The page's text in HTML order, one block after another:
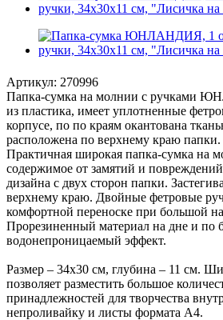
Артикул: 270996
Папка-сумка на молнии с ручками
из пластика, имеет уплотненные
корпусе, по по краям окантована
расположена по верхнему краю папки.
Практичная широкая папка-сумка на
содержимое от замятий и
дизайна с двух сторон папки.
верхнему краю. Двойные фетровые
комфортной переноске при большой
Прорезиненный материал на дне и по
водонепроницаемый эффект.
Размер – 34х30 см, глубина – 11 см.
позволяет разместить большое
принадлежностей для творчества
непроливайку и листы формата А4.